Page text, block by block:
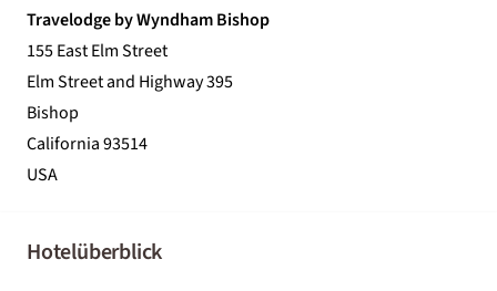
Travelodge by Wyndham Bishop
155 East Elm Street
Elm Street and Highway 395
Bishop
California 93514
USA
Hotelüberblick